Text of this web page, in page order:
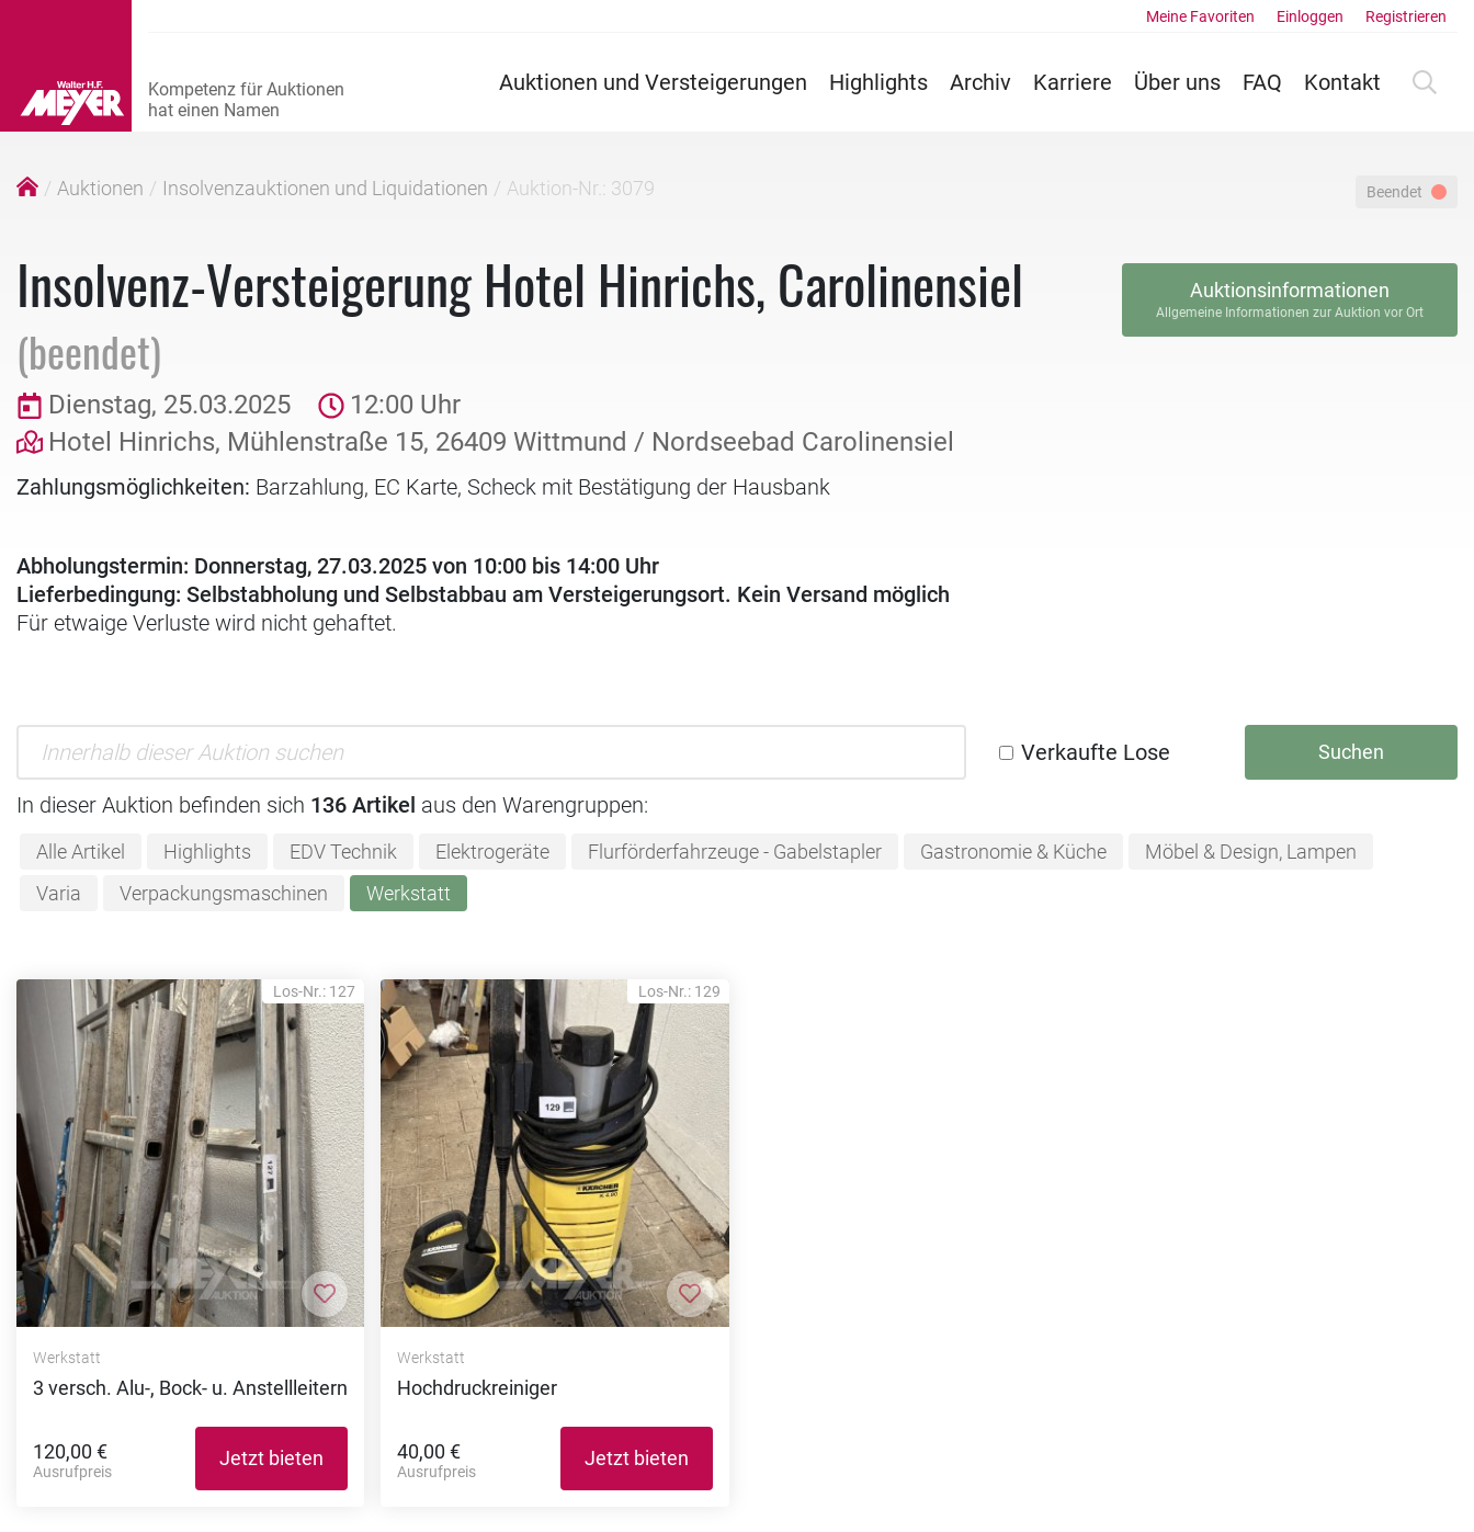
Auktionen und Versteigerungen Highlights Archiv Karriere Über uns FAQ Kontakt
Meine Favoriten Einloggen Registrieren
Auktionen Insolvenzauktionen und Liquidationen Auktion-Nr.: 3079 Beendet
Insolvenz-Versteigerung Hotel Hinrichs, Carolinensiel
(beendet)
Dienstag, 25.03.2025
12:00 Uhr
Hotel Hinrichs, Mühlenstraße 15, 26409 Wittmund / Nordseebad Carolinensiel
Zahlungsmöglichkeiten: Barzahlung, EC Karte, Scheck mit Bestätigung der Hausbank
Abholungstermin: Donnerstag, 27.03.2025 von 10:00 bis 14:00 Uhr
Lieferbedingung: Selbstabholung und Selbstabbau am Versteigerungsort. Kein Versand möglich
Für etwaige Verluste wird nicht gehaftet.
Auktionsinformationen
Allgemeine Informationen zur Auktion vor Ort
Verkaufte Lose Suchen
In dieser Auktion befinden sich 136 Artikel aus den Warengruppen:
Alle Artikel Highlights EDV Technik Elektrogeräte Flurförderfahrzeuge - Gabelstapler Gastronomie & Küche
Möbel & Design, Lampen
Varia
Verpackungsmaschinen Werkstatt
Los-Nr.: 127
Zur Merkliste hinzufügen
Werkstatt
3 versch. Alu-, Bock- u. Anstellleitern
120,00 €
Ausrufpreis
Jetzt bieten
Los-Nr.: 129
Zur Merkliste hinzufügen
Werkstatt
Hochdruckreiniger
40,00 €
Ausrufpreis
Jetzt bieten